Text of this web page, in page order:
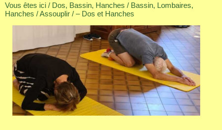
Vous êtes ici / Dos, Bassin, Hanches / Bassin, Lombaires,
Hanches /Assouplir / – Dos et Hanches